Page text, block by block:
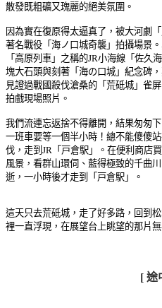
散發既粗礦又瑰麗的絕美氛圍。
因為實在復原得太逼真了，被大河劇
著名戰役「海ノ口城奇襲」拍攝場景
「高原列車」之稱的JR小海線「佐久
塊大石頭與刻著「海の口城」紀念碑
見證過戰國殺伐滄桑的「荒砥城」雀
拍戲現場照片。
我們流連忘返捨不得離開，結果匆匆
一班車要等一個半小時！總不能傻傻
伐，走到JR「戸倉駅」。在便利商店
風景，看群山環伺、藍得極致的千曲
逝，一小時後才走到「戸倉駅」。
這天只去荒砥城，走了好多路，回到
裡一直浮現，在展望台上眺望的那片
[ 途